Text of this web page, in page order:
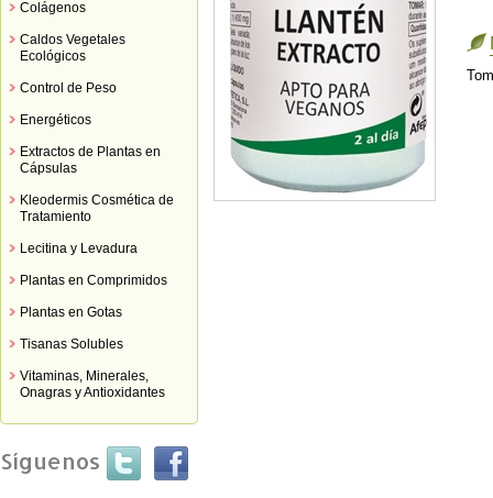
Colágenos
Caldos Vegetales
Ecológicos
Control de Peso
Energéticos
Extractos de Plantas en
Cápsulas
Kleodermis Cosmética de
Tratamiento
Lecitina y Levadura
Plantas en Comprimidos
Plantas en Gotas
Tisanas Solubles
Vitaminas, Minerales,
Onagras y Antioxidantes
Síguenos